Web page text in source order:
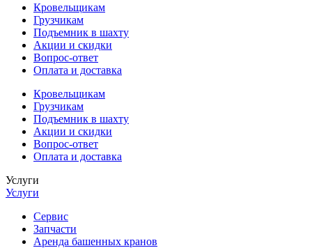
Кровельщикам
Грузчикам
Подъемник в шахту
Акции и скидки
Вопрос-ответ
Оплата и доставка
Кровельщикам
Грузчикам
Подъемник в шахту
Акции и скидки
Вопрос-ответ
Оплата и доставка
Услуги
Услуги
Сервис
Запчасти
Аренда башенных кранов